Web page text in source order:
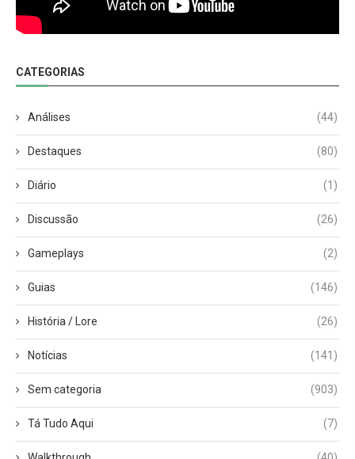
CATEGORIAS
Análises (44)
Destaques (80)
Diário (1)
Discussão (26)
Gameplays (2)
Guias (146)
História / Lore (26)
Notícias (141)
Sem categoria (903)
Tá Tudo Aqui (7)